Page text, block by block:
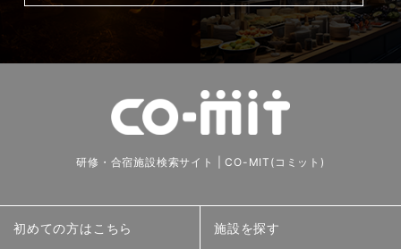
研修・合宿施設検索サイト | CO-MIT(コミット)
初めての方はこちら 施設を探す